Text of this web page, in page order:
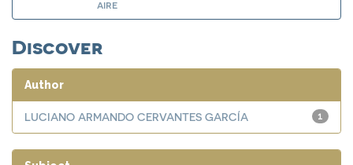
aire
Discover
Author
1
LUCIANO ARMANDO CERVANTES GARCÍA